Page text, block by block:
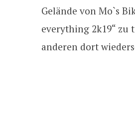
Gelände von Mo`s
everything 2k19“ zu
anderen dort